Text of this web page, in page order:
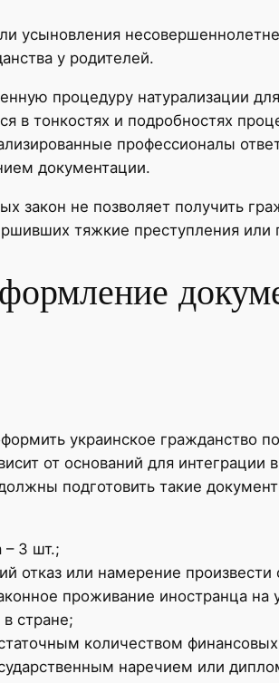
усыновления
у родителей.
процедуру натурализации
в тонкостях и подробностях
профессионалы
документации.
закон не позволяет получить
тяжкие преступления или
украинское гражданство
от оснований для
подготовить такие
– 3 шт.;
отказ или намерение произвести
проживание иностранца на
стране;
количеством финансовых
наречием или